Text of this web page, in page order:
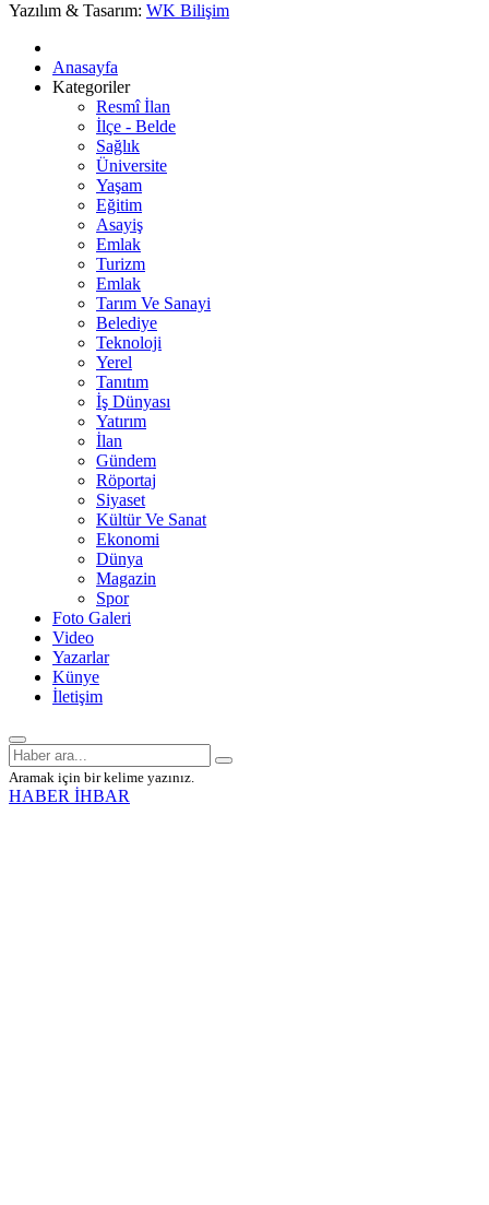
Yazılım & Tasarım: WK Bilişim
Anasayfa
Kategoriler
Resmî İlan
İlçe - Belde
Sağlık
Üniversite
Yaşam
Eğitim
Asayiş
Emlak
Turizm
Emlak
Tarım Ve Sanayi
Belediye
Teknoloji
Yerel
Tanıtım
İş Dünyası
Yatırım
İlan
Gündem
Röportaj
Siyaset
Kültür Ve Sanat
Ekonomi
Dünya
Magazin
Spor
Foto Galeri
Video
Yazarlar
Künye
İletişim
Aramak için bir kelime yazınız.
HABER İHBAR